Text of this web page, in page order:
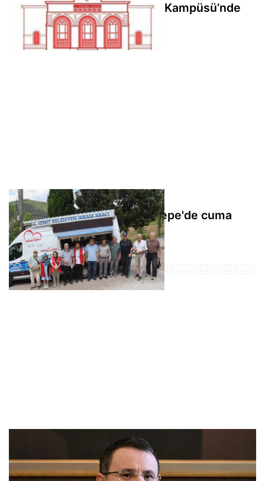
Bahçelievler Sosyal Hizmet Kampüsü’nde
yeni birimler hizmete açıldı
İzmit Belediyesi'nden Şirintepe'de cuma
namazı sonrası ikram
Populer Haberler
Bakan Gürlek, Iğdır'da adliye lojmanlarının
açılışını yaptı